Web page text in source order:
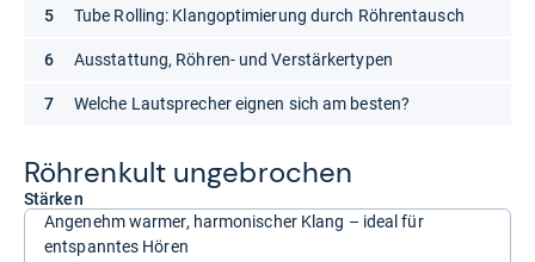
Röh­ren­kult unge­bro­chen
Stärken
Angenehm warmer, harmonischer Klang – ideal für
entspanntes Hören
Tube Rolling: Klangoptimierung durch Röhrentausch
Ausstattung, Röhren- und Verstärkertypen
Welche Lautsprecher eignen sich am besten?